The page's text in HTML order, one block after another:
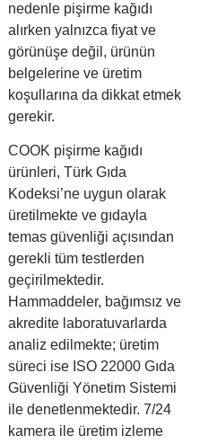
nedenle pişirme kağıdı
alırken yalnızca fiyat ve
görünüşe değil, ürünün
belgelerine ve üretim
koşullarına da dikkat etmek
gerekir.
COOK pişirme kağıdı
ürünleri, Türk Gıda
Kodeksi’ne uygun olarak
üretilmekte ve gıdayla
temas güvenliği açısından
gerekli tüm testlerden
geçirilmektedir.
Hammaddeler, bağımsız ve
akredite laboratuvarlarda
analiz edilmekte; üretim
süreci ise ISO 22000 Gıda
Güvenliği Yönetim Sistemi
ile denetlenmektedir. 7/24
kamera ile üretim izleme